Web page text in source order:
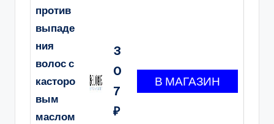
против
выпаде
ния
волос с
касторо
вым
маслом
3
0
7
₽